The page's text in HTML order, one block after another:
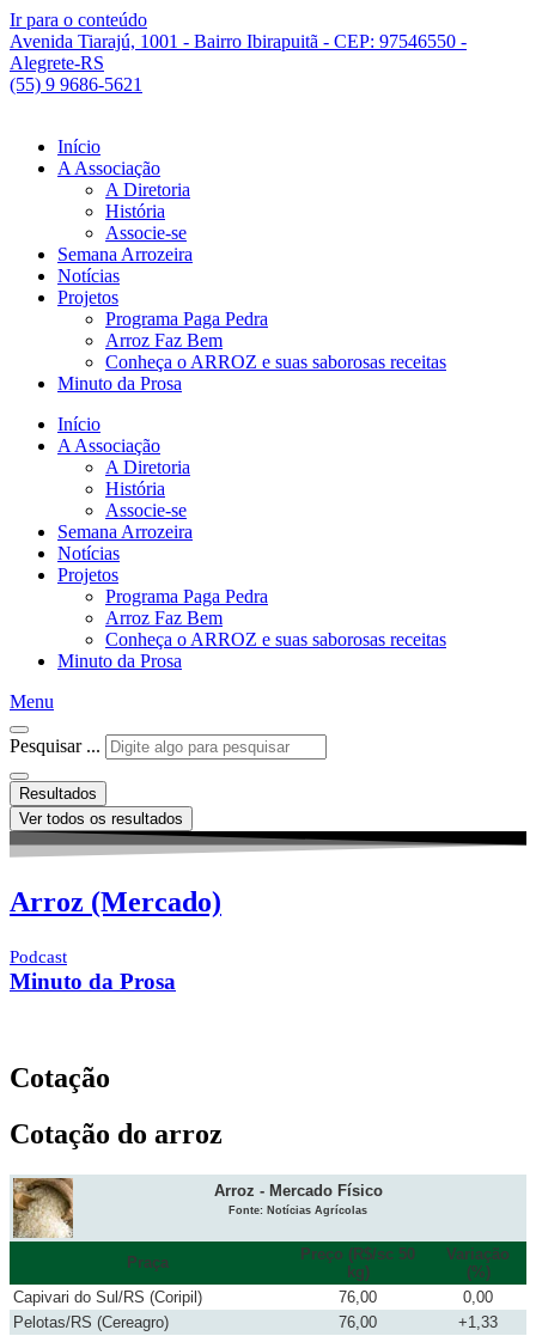
Ir para o conteúdo
Avenida Tiarajú, 1001 - Bairro Ibirapuitã - CEP: 97546550 -
Alegrete-RS
(55) 9 9686-5621
Início
A Associação
A Diretoria
História
Associe-se
Semana Arrozeira
Notícias
Projetos
Programa Paga Pedra
Arroz Faz Bem
Conheça o ARROZ e suas saborosas receitas
Minuto da Prosa
Início
A Associação
A Diretoria
História
Associe-se
Semana Arrozeira
Notícias
Projetos
Programa Paga Pedra
Arroz Faz Bem
Conheça o ARROZ e suas saborosas receitas
Minuto da Prosa
Menu
Pesquisar ...
Resultados
Ver todos os resultados
Arroz (Mercado)
Podcast
Minuto da Prosa
Cotação
Cotação do arroz
Arroz - Mercado Físico
Fonte: Notícias Agrícolas
Praça
Preço (R$/sc 50
kg)
Variação
(%)
Capivari do Sul/RS (Coripil)
76,00
0,00
Pelotas/RS (Cereagro)
76,00
+1,33